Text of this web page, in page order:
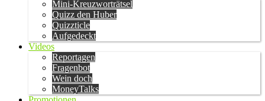
Mini-Kreuzworträtsel
Quizz den Huber
Quizzticle
Aufgedeckt
Videos
Reportagen
Fragenbot
Wein doch
MoneyTalks